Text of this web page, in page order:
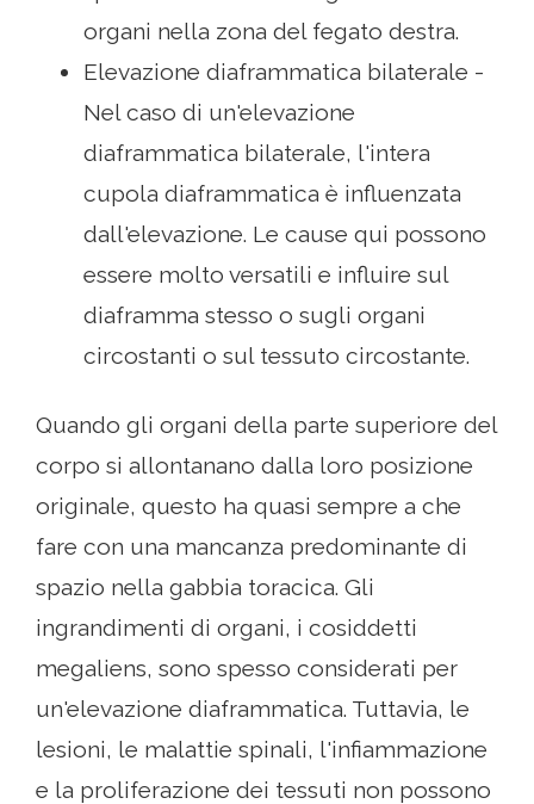
organi nella zona del fegato destra.
Elevazione diaframmatica bilaterale -
Nel caso di un'elevazione
diaframmatica bilaterale, l'intera
cupola diaframmatica è influenzata
dall'elevazione. Le cause qui possono
essere molto versatili e influire sul
diaframma stesso o sugli organi
circostanti o sul tessuto circostante.
Quando gli organi della parte superiore del
corpo si allontanano dalla loro posizione
originale, questo ha quasi sempre a che
fare con una mancanza predominante di
spazio nella gabbia toracica. Gli
ingrandimenti di organi, i cosiddetti
megaliens, sono spesso considerati per
un'elevazione diaframmatica. Tuttavia, le
lesioni, le malattie spinali, l'infiammazione
e la proliferazione dei tessuti non possono